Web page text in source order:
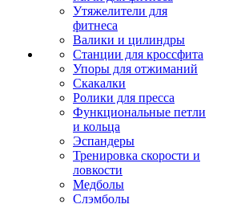
Утяжелители для
фитнеса
Валики и цилиндры
Станции для кроссфита
Упоры для отжиманий
Скакалки
Ролики для пресса
Функциональные петли
и кольца
Эспандеры
Тренировка скорости и
ловкости
Медболы
Слэмболы